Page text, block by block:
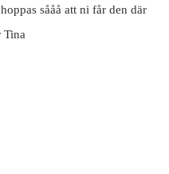
sååå att ni får den där
Tina